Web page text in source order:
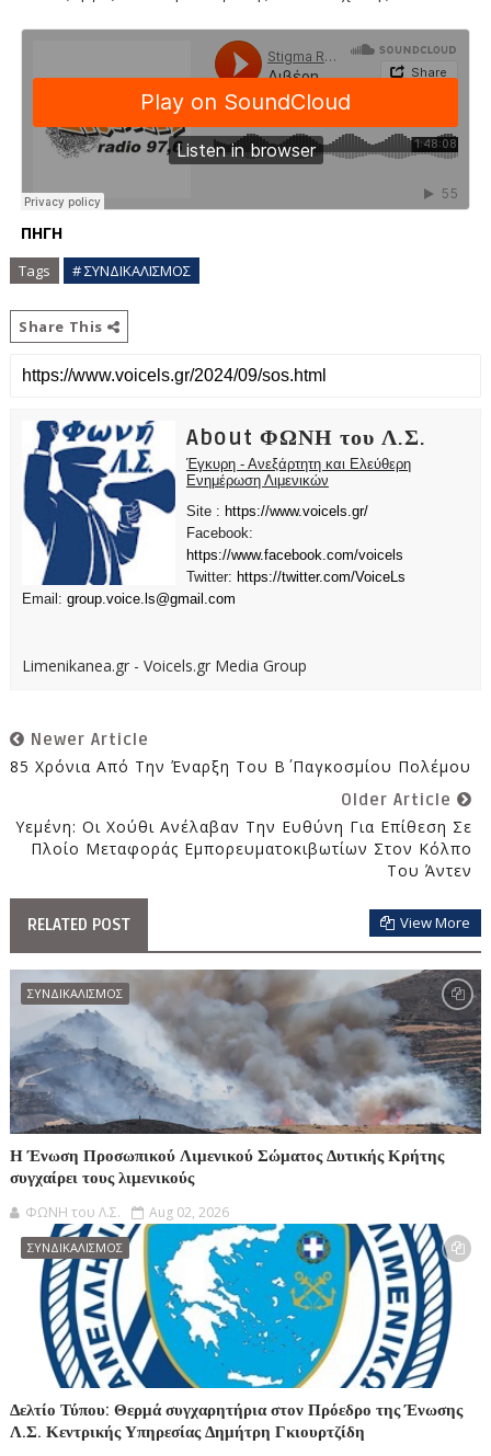
ΠΗΓΗ
Tags # ΣΥΝΔΙΚΑΛΙΣΜΟΣ
Share This
About ΦΩΝΗ του Λ.Σ.
Έγκυρη - Ανεξάρτητη και Ελεύθερη
Ενημέρωση Λιμενικών
Site : https://www.voicels.gr/
Facebook:
https://www.facebook.com/voicels
Twitter: https://twitter.com/VoiceLs
Email: group.voice.ls@gmail.com
Limenikanea.gr - Voicels.gr Media Group
Newer Article
85 Χρόνια Από Την Έναρξη Του Β΄ Παγκοσμίου Πολέμου
Older Article
Υεμένη: Οι Χούθι Ανέλαβαν Την Ευθύνη Για Επίθεση Σε
Πλοίο Μεταφοράς Εμπορευματοκιβωτίων Στον Κόλπο
Του Άντεν
RELATED POST View More
ΣΥΝΔΙΚΑΛΙΣΜΟΣ
Η Ένωση Προσωπικού Λιμενικού Σώματος Δυτικής Κρήτης
συγχαίρει τους λιμενικούς
ΦΩΝΗ του Λ.Σ. Aug 02, 2026
ΣΥΝΔΙΚΑΛΙΣΜΟΣ
Δελτίο Τύπου: Θερμά συγχαρητήρια στον Πρόεδρο της Ένωσης
Λ.Σ. Κεντρικής Υπηρεσίας Δημήτρη Γκιουρτζίδη